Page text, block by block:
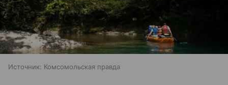
Источник: Комсомольская правда